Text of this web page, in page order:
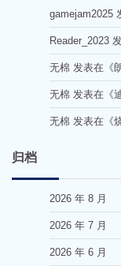
gamejam2025
Reader_2023
无棉 发表在《
无棉 发表在《
无棉 发表在《
归档
2026 年 8 月
2026 年 7 月
2026 年 6 月